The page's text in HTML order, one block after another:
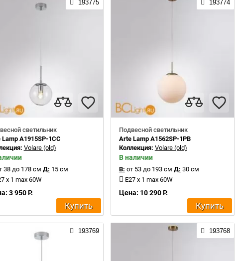
193775
светильник
Lamp A1915SP-1CC
Volare (old)
38 до 178 см Д: 15 см
x 1 max 60W
3 950 Р.
Купить
193774
Подвесной светильник
Arte Lamp A1562SP-1PB
Коллекция: Volare (old)
В наличии
В: от 53 до 193 см Д: 30 см
E27 x 1 max 60W
Цена: 10 290 Р.
Купить
193769 193768